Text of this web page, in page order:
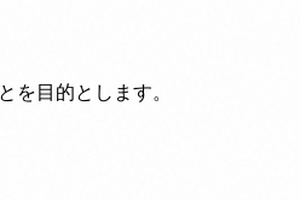
を目的とします。